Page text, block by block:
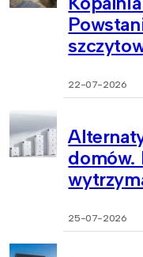
22-07-2026
domów.
25-07-2026